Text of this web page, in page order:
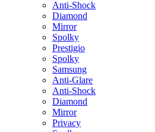
Anti-Shock
Diamond
Mirror
Spolky
Prestigio
Spolky
Samsung
Anti-Glare
Anti-Shock
Diamond
Mirror
Privacy